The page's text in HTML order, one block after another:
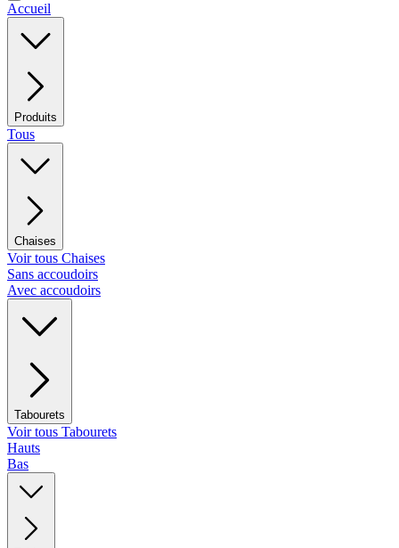
Accueil
Produits
Tous
Chaises
Voir tous Chaises
Sans accoudoirs
Avec accoudoirs
Tabourets
Voir tous Tabourets
Hauts
Bas